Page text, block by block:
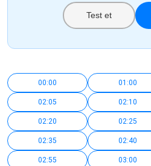
Test et
00:00 01:00
02:05 02:10
02:20 02:25
02:35 02:40
02:55 03:00